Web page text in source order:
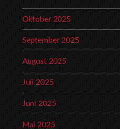
Oktober 2025
September 2025
August 2025
Juli 2025
Juni 2025
Mai 2025